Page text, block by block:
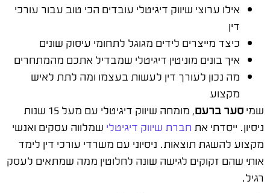
אילו ערוצי שיווק דיגיטלי עובדים הכי טוב עבור עורכי
דין
כיצד מייצרים לידים מגוגל לתחומי עיסוק שונים
איך בונים מוניטין דיגיטלי שמבדיל אתכם מהמתחרים
מה נכון לעורך דין לעשות בעצמו ומה לתת לאיש
מקצוע
שמיסער ברעם
, מומחה שיווק דיגיטלי עם מעל 15 שנות
ניסיון. ייסדתי את חברת שיווק דיגיטלי שמלווה עסקים ואנשי
מקצוע להשגת תוצאות. ניסיוני עם משרדי עורכי דין לימד
אותי שהם זקוקים לגישה שונה לחלוטין ממה שמתאים לעסק
רגיל.